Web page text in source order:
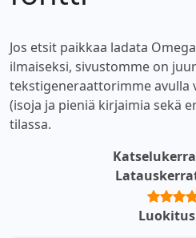
Jos etsit paikkaa ladata
ilmaiseksi, sivustomme on
tekstigeneraattorimme avulla
(isoja ja pieniä kirjaimia sekä
tilassa.